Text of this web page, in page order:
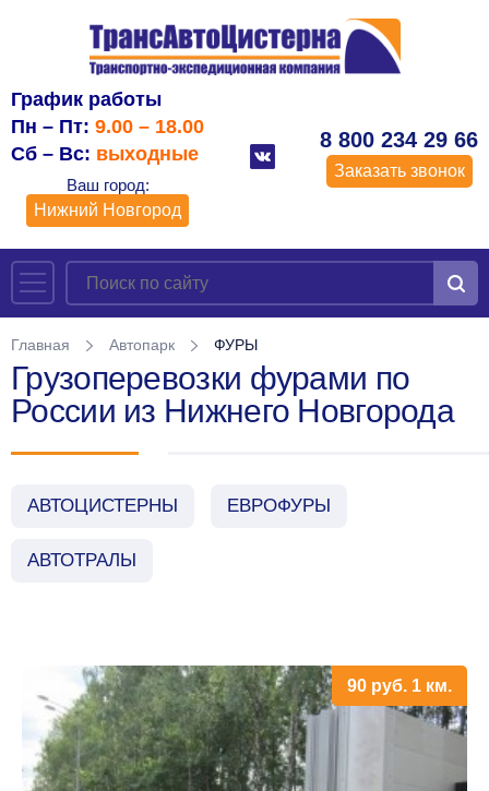
График работы
Пн – Пт: 9.00 – 18.00
Сб – Вс: выходные
Ваш город:
Нижний Новгород
8 800 234 29 66
Заказать звонок
Главная Автопарк ФУРЫ
Грузоперевозки фурами по
России из Нижнего Новгорода
АВТОЦИСТЕРНЫ ЕВРОФУРЫ
АВТОТРАЛЫ
90 руб. 1 км.